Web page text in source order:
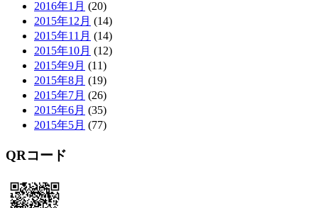
2016年1月 (20)
2015年12月 (14)
2015年11月 (14)
2015年10月 (12)
2015年9月 (11)
2015年8月 (19)
2015年7月 (26)
2015年6月 (35)
2015年5月 (77)
QRコード